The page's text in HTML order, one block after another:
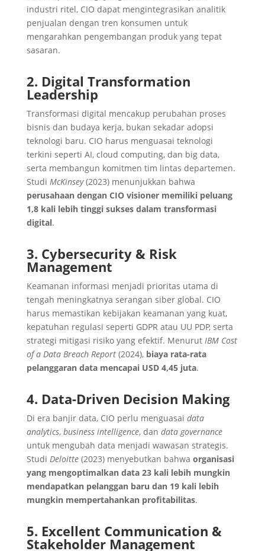
industri ritel, CIO dapat mengintegrasikan analitik
penjualan dengan tren konsumen untuk
mengarahkan pengembangan produk yang tepat
sasaran.
2. Digital Transformation
Leadership
Transformasi digital mencakup perubahan proses
bisnis dan budaya kerja, bukan sekadar adopsi
teknologi baru. CIO harus menguasai teknologi
terkini seperti AI, cloud computing, dan big data,
serta membangun komitmen tim lintas departemen.
Studi McKinsey(2023) menunjukkan bahwa
perusahaan dengan CIO visioner memiliki peluang
1,8 kali lebih tinggi sukses dalam transformasi
digital.
3. Cybersecurity & Risk
Management
Keamanan informasi menjadi prioritas utama di
tengah meningkatnya serangan siber global. CIO
harus memastikan kebijakan keamanan yang kuat,
kepatuhan regulasi seperti GDPR atau UU PDP, serta
strategi mitigasi risiko yang efektif. Menurut IBM Cost
of a Data Breach Report(2024), biaya rata-rata
pelanggaran data mencapai USD 4,45 juta.
4. Data-Driven Decision Making
Di era banjir data, CIO perlu menguasai data
analytics, business intelligence, dan data governance
untuk mengubah data menjadi wawasan strategis.
Studi Deloitte(2023) menyebutkan bahwa organisasi
yang mengoptimalkan data 23 kali lebih mungkin
mendapatkan pelanggan baru dan 19 kali lebih
mungkin mempertahankan profitabilitas.
5. Excellent Communication &
Stakeholder Management